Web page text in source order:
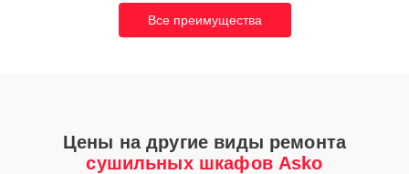
Все преимущества
Цены на другие виды ремонта
сушильных шкафов Asko